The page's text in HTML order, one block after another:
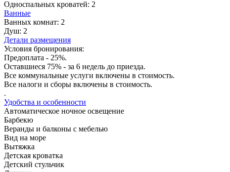
Односпальных кроватей: 2
Ванные
Ванных комнат: 2
Душ: 2
Детали размещения
Условия бронирования:
Предоплата - 25%.
Оставшиеся 75% - за 6 недель до приезда.
Все коммунальные услуги включены в стоимость.
Все налоги и сборы включены в стоимость.
.
Удобства и особенности
Автоматическое ночное освещение
Барбекю
Веранды и балконы с мебелью
Вид на море
Вытяжка
Детская кроватка
Детский стульчик